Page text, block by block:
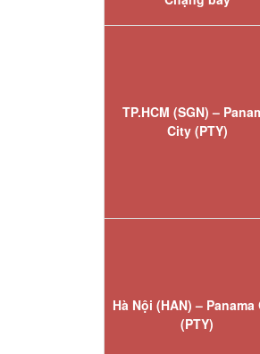
TP.HCM (SGN) –
City (PTY)
Hà Nội (HAN) – Panama
(PTY)